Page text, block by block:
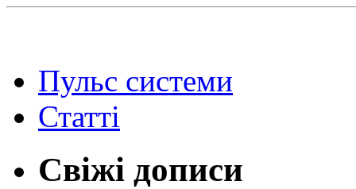
Пульс системи
Статті
Свіжі дописи